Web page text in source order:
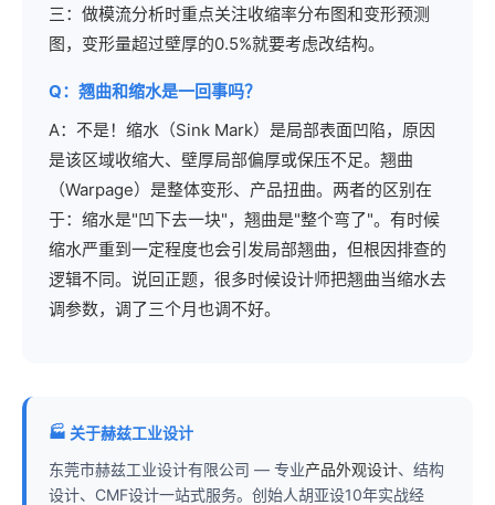
三：做模流分析时重点关注收缩率分布图和变形预测
图，变形量超过壁厚的0.5%就要考虑改结构。
Q：翘曲和缩水是一回事吗？
A：不是！缩水（Sink Mark）是局部表面凹陷，原因
是该区域收缩大、壁厚局部偏厚或保压不足。翘曲
（Warpage）是整体变形、产品扭曲。两者的区别在
于：缩水是"凹下去一块"，翘曲是"整个弯了"。有时候
缩水严重到一定程度也会引发局部翘曲，但根因排查的
逻辑不同。说回正题，很多时候设计师把翘曲当缩水去
调参数，调了三个月也调不好。
🏭 关于赫兹工业设计
东莞市赫兹工业设计有限公司 — 专业产品外观设计、结构
设计、CMF设计一站式服务。创始人胡亚设10年实战经